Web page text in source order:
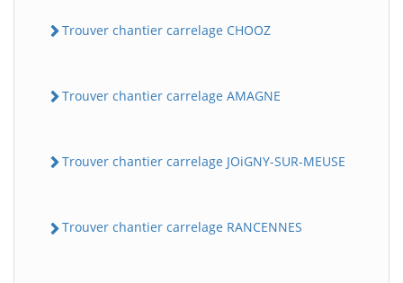
Trouver chantier carrelage CHOOZ
Trouver chantier carrelage AMAGNE
Trouver chantier carrelage JOiGNY-SUR-MEUSE
Trouver chantier carrelage RANCENNES